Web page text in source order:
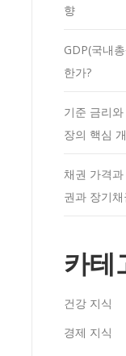
향
GDP(국내
한가?
기준 금리
장의 핵심
채권 가격
권과 장기채
카테
건강 지식
경제 지식